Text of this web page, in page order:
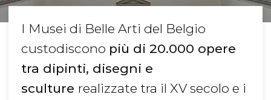
I Musei di Belle Arti del Belgio
custodiscono più di 20.000 opere
tra dipinti, disegni e
sculture realizzate tra il XV secolo e i